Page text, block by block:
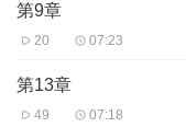
第9章
20 07:23
第13章
49 07:18